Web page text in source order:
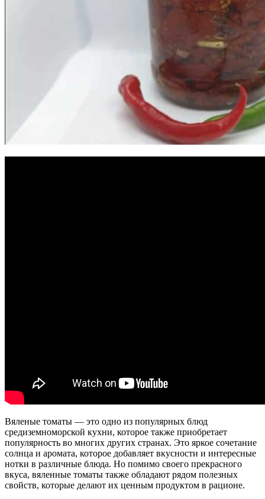
Вяленые томаты — это одно из популярных блюд
средиземноморской кухни, которое также приобретает
популярность во многих других странах. Это яркое сочетание
солнца и аромата, которое добавляет вкусности и интересные
нотки в различные блюда. Но помимо своего прекрасного
вкуса, вяленные томаты также обладают рядом полезных
свойств, которые делают их ценным продуктом в рационе.